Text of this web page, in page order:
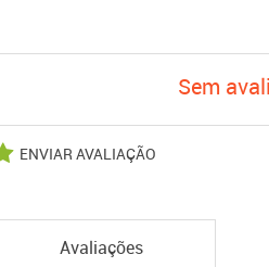
Sem
ENVIAR AVALIAÇÃO
Avaliações